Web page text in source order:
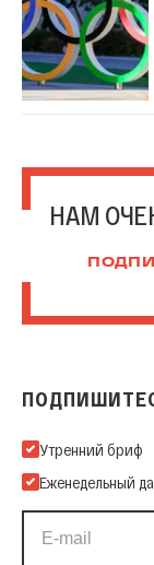
НАМ
Подпишитесь на
Утренний бриф
Еженедельный